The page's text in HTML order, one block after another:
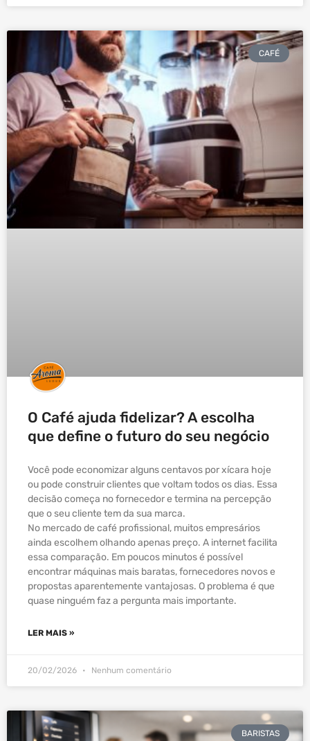
CAFÉ
O Café ajuda fidelizar? A escolha
que define o futuro do seu negócio
Você pode economizar alguns centavos por xícara hoje
ou pode construir clientes que voltam todos os dias. Essa
decisão começa no fornecedor e termina na percepção
que o seu cliente tem da sua marca.
No mercado de café profissional, muitos empresários
ainda escolhem olhando apenas preço. A internet facilita
essa comparação. Em poucos minutos é possível
encontrar máquinas mais baratas, fornecedores novos e
propostas aparentemente vantajosas. O problema é que
quase ninguém faz a pergunta mais importante.
LER MAIS »
20/02/2026 Nenhum comentário
BARISTAS